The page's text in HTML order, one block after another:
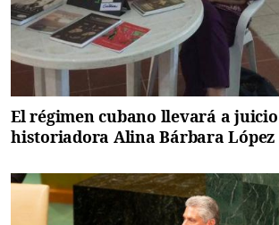
El régimen cubano llevará a
historiadora Alina Bárbara López